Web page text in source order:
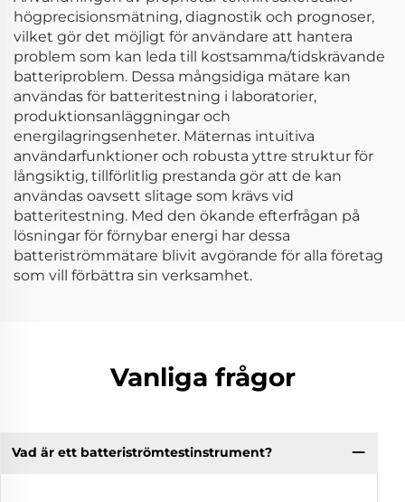
högprecisionsmätning, diagnostik och prognoser,
vilket gör det möjligt för användare att hantera
problem som kan leda till kostsamma/tidskrävande
batteriproblem. Dessa mångsidiga mätare kan
användas för batteritestning i laboratorier,
produktionsanläggningar och
energilagringsenheter. Mäternas intuitiva
användarfunktioner och robusta yttre struktur för
långsiktig, tillförlitlig prestanda gör att de kan
användas oavsett slitage som krävs vid
batteritestning. Med den ökande efterfrågan på
lösningar för förnybar energi har dessa
batteriströmmätare blivit avgörande för alla företag
som vill förbättra sin verksamhet.
Vanliga frågor
Vad är ett batteriströmtestinstrument?